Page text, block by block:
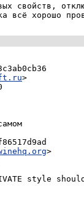
свойств,
всё хорошо
>
>